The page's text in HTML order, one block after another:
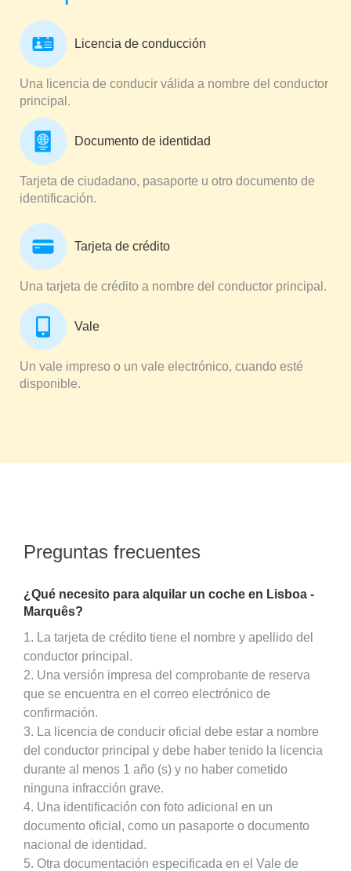
Licencia de conducción
Una licencia de conducir válida a nombre del conductor
principal.
Documento de identidad
Tarjeta de ciudadano, pasaporte u otro documento de
identificación.
Tarjeta de crédito
Una tarjeta de crédito a nombre del conductor principal.
Vale
Un vale impreso o un vale electrónico, cuando esté
disponible.
Preguntas frecuentes
¿Qué necesito para alquilar un coche en Lisboa -
Marquês?
1. La tarjeta de crédito tiene el nombre y apellido del
conductor principal.
2. Una versión impresa del comprobante de reserva
que se encuentra en el correo electrónico de
confirmación.
3. La licencia de conducir oficial debe estar a nombre
del conductor principal y debe haber tenido la licencia
durante al menos 1 año (s) y no haber cometido
ninguna infracción grave.
4. Una identificación con foto adicional en un
documento oficial, como un pasaporte o documento
nacional de identidad.
5. Otra documentación especificada en el Vale de